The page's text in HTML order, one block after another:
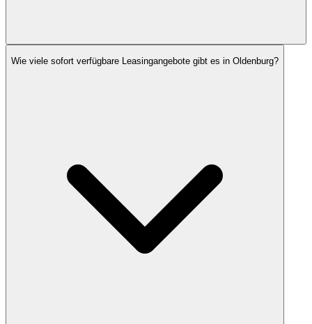
Wie viele sofort verfügbare Leasingangebote gibt es in Oldenburg?